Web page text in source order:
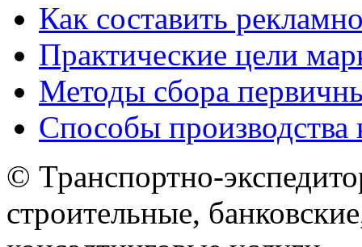
Как составить
Практические цели
Методы сбора
Способы производства
© Транспортно-
строительные,